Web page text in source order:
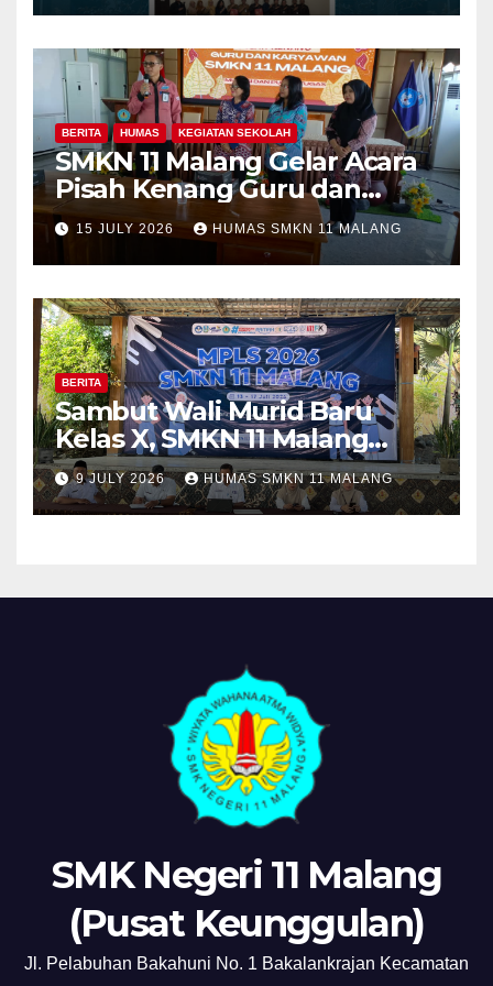
Program Kolaboratif
BERITA HUMAS KEGIATAN SEKOLAH
SMKN 11 Malang Gelar Acara
Pisah Kenang Guru dan
Tenaga Kependidikan yang
Purna Tugas dan Mutasi
Tugas
15 JULY 2026 HUMAS SMKN 11 MALANG
BERITA
Sambut Wali Murid Baru
Kelas X, SMKN 11 Malang
Sosialisasikan Komitmen
“MPLS Ramah”
9 JULY 2026 HUMAS SMKN 11 MALANG
SMK Negeri 11 Malang
(Pusat Keunggulan)
Jl. Pelabuhan Bakahuni No. 1 Bakalankrajan Kecamatan